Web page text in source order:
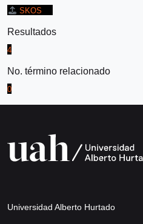
SKOS
Resultados
4
No. término relacionado
0
Universidad Alberto Hurtado